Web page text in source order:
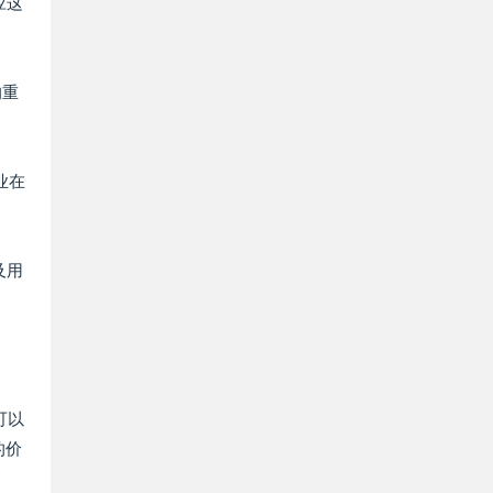
在
用
以
价